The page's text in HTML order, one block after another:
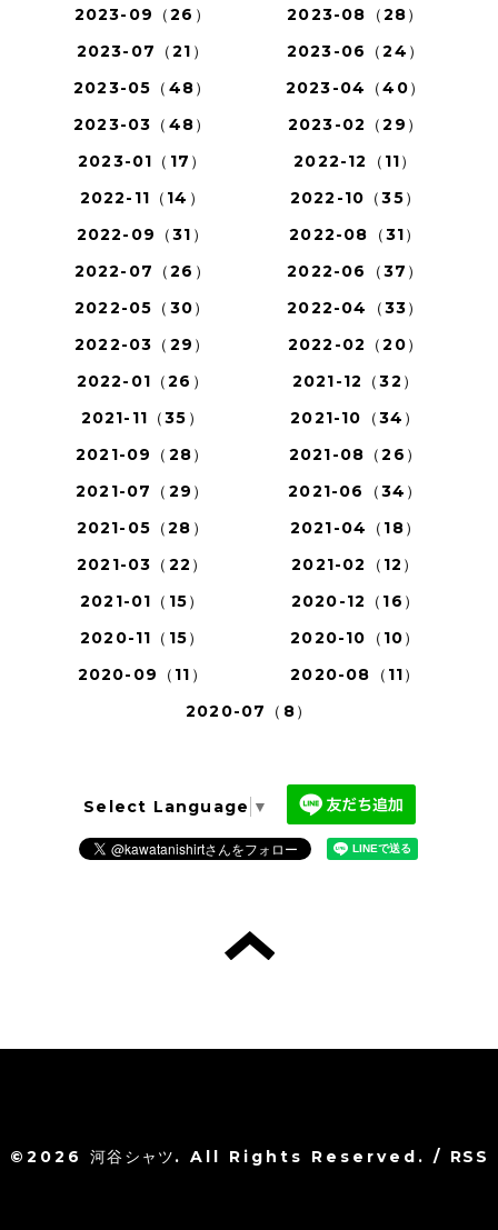
2023-09（26）
2023-08（28）
2023-07（21）
2023-06（24）
2023-05（48）
2023-04（40）
2023-03（48）
2023-02（29）
2023-01（17）
2022-12（11）
2022-11（14）
2022-10（35）
2022-09（31）
2022-08（31）
2022-07（26）
2022-06（37）
2022-05（30）
2022-04（33）
2022-03（29）
2022-02（20）
2022-01（26）
2021-12（32）
2021-11（35）
2021-10（34）
2021-09（28）
2021-08（26）
2021-07（29）
2021-06（34）
2021-05（28）
2021-04（18）
2021-03（22）
2021-02（12）
2021-01（15）
2020-12（16）
2020-11（15）
2020-10（10）
2020-09（11）
2020-08（11）
2020-07（8）
Select Language ▼
©2026河谷シャツ. All Rights Reserved. / RSS